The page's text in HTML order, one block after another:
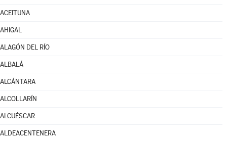
ACEITUNA
AHIGAL
ALAGÓN DEL RÍO
ALBALÁ
ALCÁNTARA
ALCOLLARÍN
ALCUÉSCAR
ALDEACENTENERA